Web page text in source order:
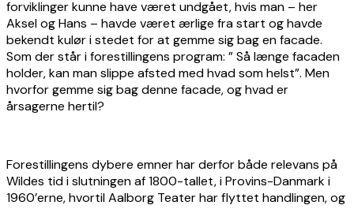
forviklinger kunne have været undgået, hvis man – her
Aksel og Hans – havde været ærlige fra start og havde
bekendt kulør i stedet for at gemme sig bag en facade.
Som der står i forestillingens program: ” Så længe facaden
holder, kan man slippe afsted med hvad som helst”. Men
hvorfor gemme sig bag denne facade, og hvad er
årsagerne hertil?
Forestillingens dybere emner har derfor både relevans på
Wildes tid i slutningen af 1800-tallet, i Provins-Danmark i
1960’erne, hvortil Aalborg Teater har flyttet handlingen, og